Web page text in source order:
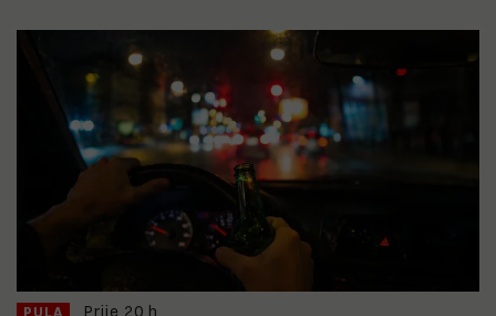
PULA Prije 20 h